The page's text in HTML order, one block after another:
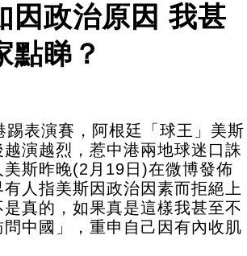
因政治原因 我甚
點睇？
表演賽，阿根廷「球王」美斯
演越烈，惹中港兩地球迷口誅
斯昨晚(2月19日)在微博發佈
人指美斯因政治因素而拒絕上
真的，如果真是這樣我甚至不
中國」，重申自己因有內收肌